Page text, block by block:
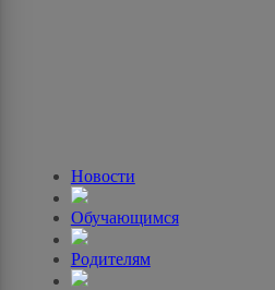
Новости
Обучающимся
Родителям